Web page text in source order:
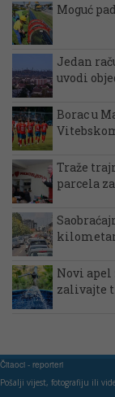
Moguć
Jedan
uvodi
Borac u
Traže
parcela
Novi apel
zalivajte
Čitaoci - reporteri
Pošalji vijest, fotografiju ili